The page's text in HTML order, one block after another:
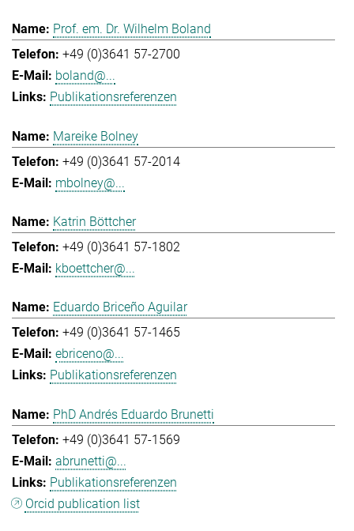
Prof. em. Dr. Wilhelm Boland
+49 (0)3641 57-2700
boland@...
Publikationsreferenzen
Mareike Bolney
+49 (0)3641 57-2014
mbolney@...
Katrin Böttcher
+49 (0)3641 57-1802
kboettcher@...
Eduardo Briceño Aguilar
+49 (0)3641 57-1465
ebriceno@...
Publikationsreferenzen
PhD Andrés Eduardo Brunetti
+49 (0)3641 57-1569
abrunetti@...
Publikationsreferenzen
Orcid publication list